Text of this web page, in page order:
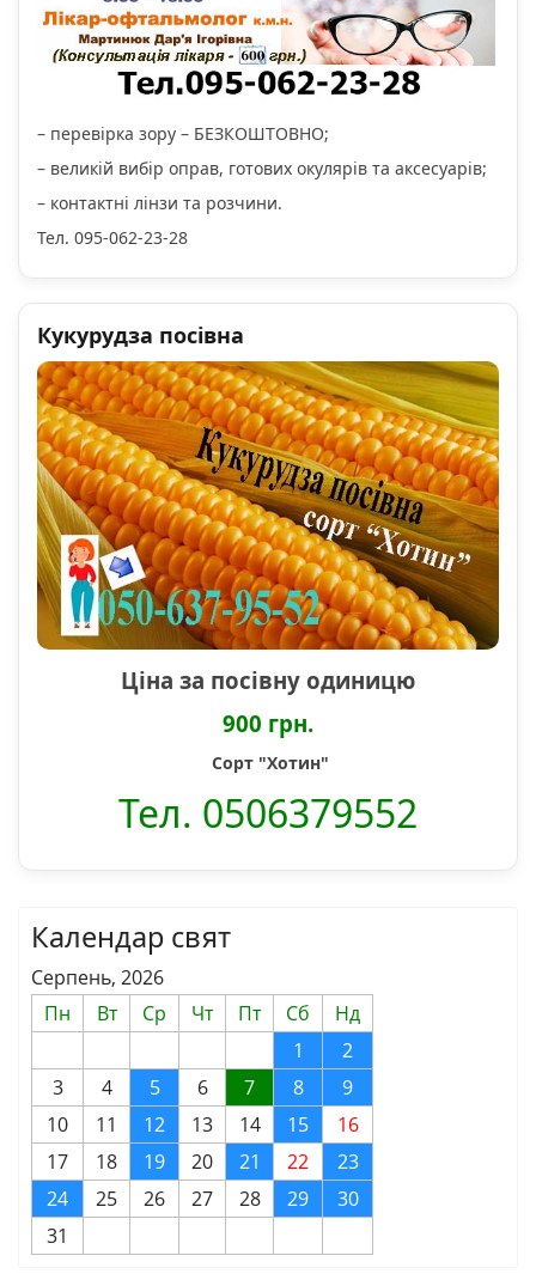
– перевірка зору – БЕЗКОШТОВНО;
– великій вибір оправ, готових окулярів та аксесуарів;
– контактні лінзи та розчини.
Тел. 095-062-23-28
Кукурудза посівна
Ціна за посівну одиницю
900 грн.
Сорт "Хотин"
Тел. 0506379552
Календар свят
Серпень, 2026
Пн
Вт Ср Чт Пт Сб
Нд
1
2
3
4 5 6 7 8
9
10
11 12 13 14 15
16
17
18 19 20 21 22
23
24
25 26 27 28 29
30
31